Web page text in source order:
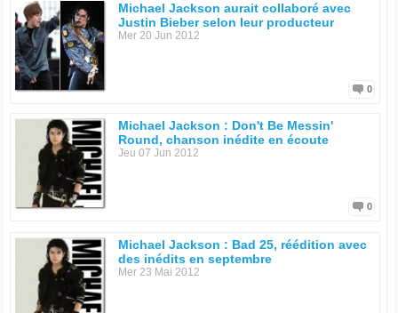
Michael Jackson aurait collaboré avec
Justin Bieber selon leur producteur
Mer 20 Jun 2012
0
Michael Jackson : Don't Be Messin'
Round, chanson inédite en écoute
Jeu 07 Jun 2012
0
Michael Jackson : Bad 25, réédition avec
des inédits en septembre
Mer 23 Mai 2012